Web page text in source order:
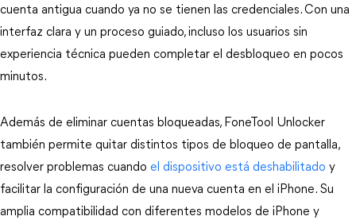
cuenta antigua cuando ya no se tienen las credenciales. Con una
interfaz clara y un proceso guiado, incluso los usuarios sin
experiencia técnica pueden completar el desbloqueo en pocos
minutos.
Además de eliminar cuentas bloqueadas, FoneTool Unlocker
también permite quitar distintos tipos de bloqueo de pantalla,
resolver problemas cuando el dispositivo está deshabilitado y
facilitar la configuración de una nueva cuenta en el iPhone. Su
amplia compatibilidad con diferentes modelos de iPhone y